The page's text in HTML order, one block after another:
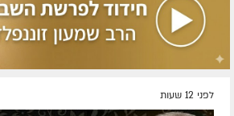
לפני 12 שעות